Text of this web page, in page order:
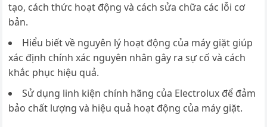
tạo, cách thức hoạt động và cách sửa chữa các lỗi cơ
bản.
Hiểu biết về nguyên lý hoạt động của máy giặt giúp
xác định chính xác nguyên nhân gây ra sự cố và cách
khắc phục hiệu quả.
Sử dụng linh kiện chính hãng của Electrolux để đảm
bảo chất lượng và hiệu quả hoạt động của máy giặt.